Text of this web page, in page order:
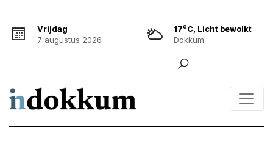
Vrijdag
7 augustus 2026
17oC, Licht bewolkt
Dokkum